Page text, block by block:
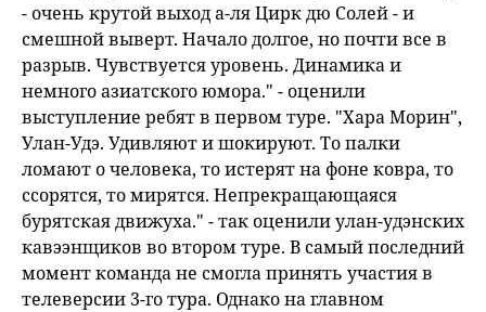
- очень крутой выход а-ля Цирк дю Солей - и
смешной выверт. Начало долгое, но почти все в
разрыв. Чувствуется уровень. Динамика и
немного азиатского юмора." - оценили
выступление ребят в первом туре. "Хара Морин",
Улан-Удэ. Удивляют и шокируют. То палки
ломают о человека, то истерят на фоне ковра, то
ссорятся, то мирятся. Непрекращающаяся
бурятская движуха." - так оценили улан-удэнских
кавээнщиков во втором туре. В самый последний
момент команда не смогла принять участия в
телеверсии 3-го тура. Однако на главном